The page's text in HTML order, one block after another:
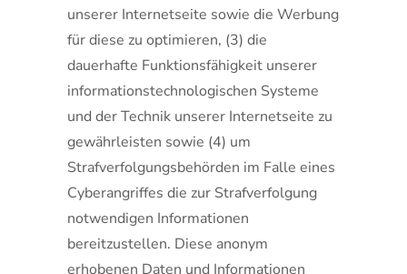
unserer Internetseite sowie die Werbung
für diese zu optimieren, (3) die
dauerhafte Funktionsfähigkeit unserer
informationstechnologischen Systeme
und der Technik unserer Internetseite zu
gewährleisten sowie (4) um
Strafverfolgungsbehörden im Falle eines
Cyberangriffes die zur Strafverfolgung
notwendigen Informationen
bereitzustellen. Diese anonym
erhobenen Daten und Informationen